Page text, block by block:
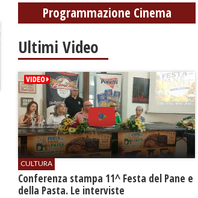
Programmazione Cinema
Ultimi Video
CULTURA
Conferenza stampa 11^ Festa del Pane e
della Pasta. Le interviste